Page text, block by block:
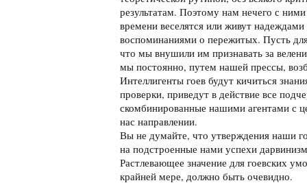
результатам. Поэтому нам нечего с
времени веселятся или живут
воспоминаниями о пережитых. Пусть
что мы внушили им признавать за
мы постоянно, путем нашей прессы,
Интеллигенты гоев будут кичиться
проверки, приведут в действие все
скомбинированные нашими агентами с
нас направлении.
Вы не думайте, что утверждения наши
на подстроенные нами успехи
Растлевающее значение для гоевских
крайней мере, должно быть очевидно.